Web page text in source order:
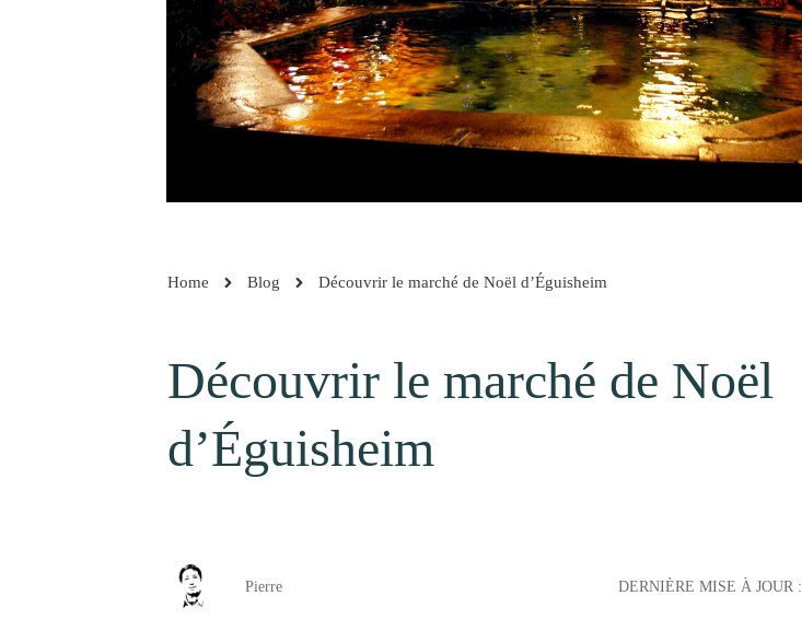
Home Blog Découvrir le marché de Noël d’Éguisheim
Découvrir le marché de Noël
d’Éguisheim
Pierre DERNIÈRE MISE À JOUR :